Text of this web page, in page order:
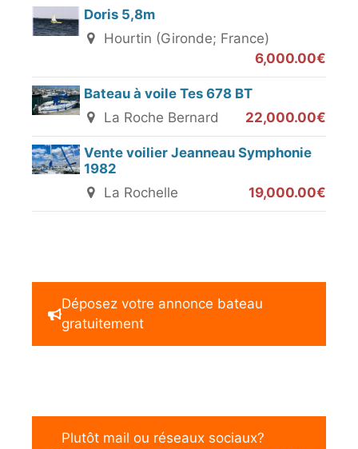
Doris 5,8m
Hourtin (Gironde; France)
6,000.00€
Bateau à voile Tes 678 BT
La Roche Bernard
22,000.00€
Vente voilier Jeanneau Symphonie
1982
La Rochelle
19,000.00€
Déposez votre annonce bateau
gratuitement
Plutôt mail ou réseaux sociaux?